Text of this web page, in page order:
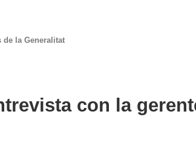
de la Generalitat
con la